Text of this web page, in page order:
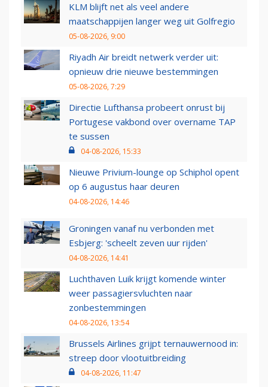
KLM blijft net als veel andere
maatschappijen langer weg uit Golfregio
05-08-2026, 9:00
Riyadh Air breidt netwerk verder uit:
opnieuw drie nieuwe bestemmingen
05-08-2026, 7:29
Directie Lufthansa probeert onrust bij
Portugese vakbond over overname TAP
te sussen
04-08-2026, 15:33
Nieuwe Privium-lounge op Schiphol opent
op 6 augustus haar deuren
04-08-2026, 14:46
Groningen vanaf nu verbonden met
Esbjerg: 'scheelt zeven uur rijden'
04-08-2026, 14:41
Luchthaven Luik krijgt komende winter
weer passagiersvluchten naar
zonbestemmingen
04-08-2026, 13:54
Brussels Airlines grijpt ternauwernood in:
streep door vlootuitbreiding
04-08-2026, 11:47